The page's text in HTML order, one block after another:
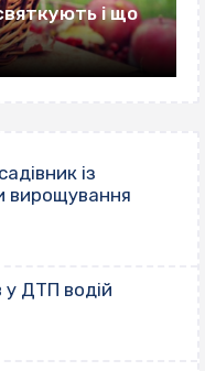
і що
із
вирощування
у ДТП водій